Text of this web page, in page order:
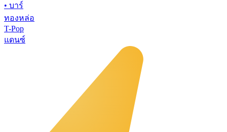
• บาร์
ทองหล่อ
T-Pop
แดนซ์